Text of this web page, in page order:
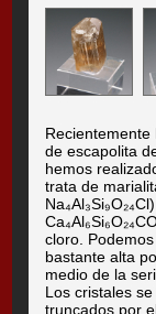
de escapolita
hemos
trata de
cloro.
bastante alta
medio de la
Los cristales
truncados por